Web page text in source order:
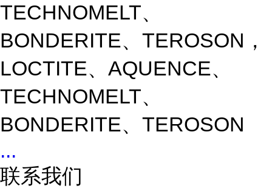
TECHNOMELT、
BONDERITE、TEROSON，
LOCTITE、AQUENCE、
TECHNOMELT、
BONDERITE、TEROSON
...
联系我们